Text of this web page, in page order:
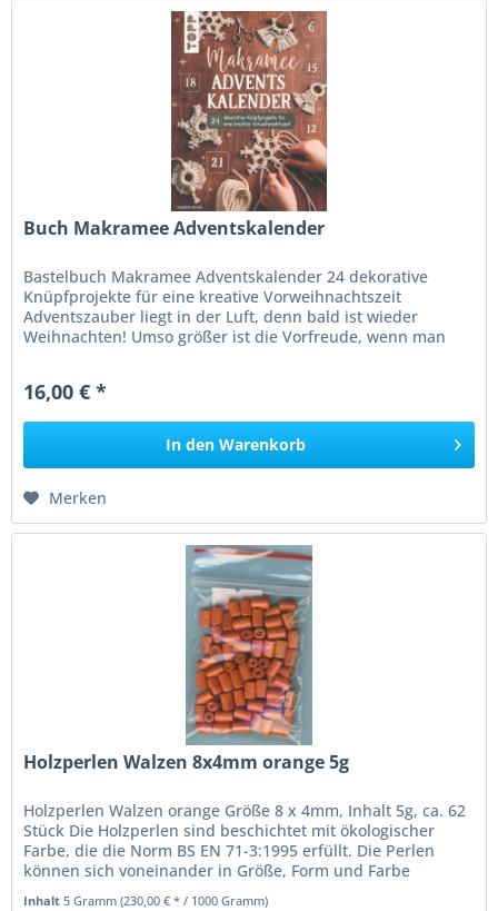
Buch Makramee Adventskalender
Bastelbuch Makramee Adventskalender 24 dekorative
Knüpfprojekte für eine kreative Vorweihnachtszeit
Adventszauber liegt in der Luft, denn bald ist wieder
Weihnachten! Umso größer ist die Vorfreude, wenn man
16,00 € *
In den Warenkorb
Merken
Holzperlen Walzen 8x4mm orange 5g
Holzperlen Walzen orange Größe 8 x 4mm, Inhalt 5g, ca. 62
Stück Die Holzperlen sind beschichtet mit ökologischer
Farbe, die die Norm BS EN 71-3:1995 erfüllt. Die Perlen
können sich voneinander in Größe, Form und Farbe
Inhalt5 Gramm(230,00 € * / 1000 Gramm)